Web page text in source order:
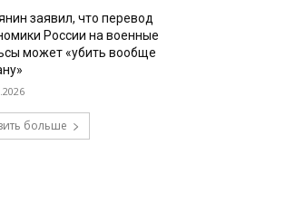
заявил, что перевод
России на военные
может «убить вообще
больше